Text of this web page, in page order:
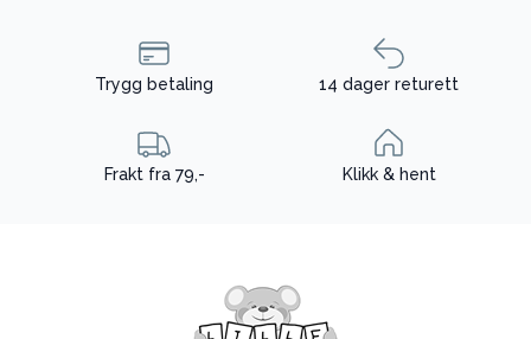
Trygg betaling 14 dager returett
Frakt fra 79,- Klikk & hent